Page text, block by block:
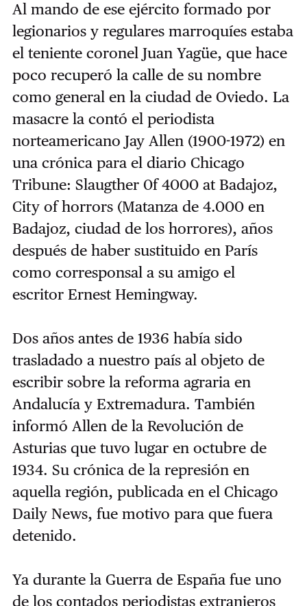
Al mando de ese ejército formado por
legionarios y regulares marroquíes estaba
el teniente coronel Juan Yagüe, que hace
poco recuperó la calle de su nombre
como general en la ciudad de Oviedo. La
masacre la contó el periodista
norteamericano Jay Allen (1900-1972) en
una crónica para el diario Chicago
Tribune: Slaugther 0f 4000 at Badajoz,
City of horrors (Matanza de 4.000 en
Badajoz, ciudad de los horrores), años
después de haber sustituido en París
como corresponsal a su amigo el
escritor Ernest Hemingway.
Dos años antes de 1936 había sido
trasladado a nuestro país al objeto de
escribir sobre la reforma agraria en
Andalucía y Extremadura. También
informó Allen de la Revolución de
Asturias que tuvo lugar en octubre de
1934. Su crónica de la represión en
aquella región, publicada en el Chicago
Daily News, fue motivo para que fuera
detenido.
Ya durante la Guerra de España fue uno
de los contados periodistas extranjeros